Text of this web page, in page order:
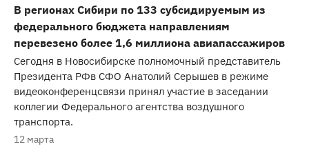
В регионах Сибири по 133 субсидируемым из
федерального бюджета направлениям
перевезено более 1,6 миллиона авиапассажиров
Сегодня в Новосибирске полномочный представитель
Президента РФв СФО Анатолий Серышев в режиме
видеоконференцсвязи принял участие в заседании
коллегии Федерального агентства воздушного
транспорта.
12 марта